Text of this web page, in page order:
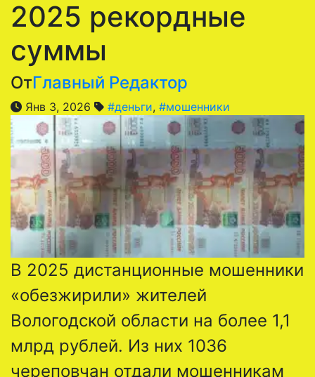
2025 рекордные
суммы
ОтГлавный Редактор
Янв 3, 2026 #деньги, #мошенники
В 2025 дистанционные мошенники
«обезжирили» жителей
Вологодской области на более 1,1
млрд рублей. Из них 1036
череповчан отдали мошенникам